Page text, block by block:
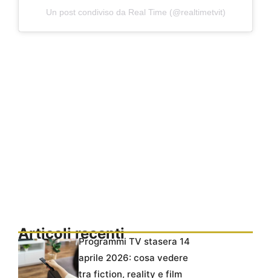
Un post condiviso da Real Time (@realtimetvit)
Articoli recentiProgrammi TV stasera 14
aprile 2026: cosa vedere
tra fiction, reality e film